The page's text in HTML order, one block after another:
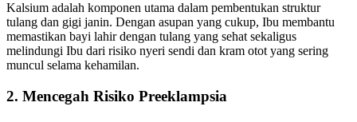
Kalsium adalah komponen utama dalam pembentukan struktur
tulang dan gigi janin. Dengan asupan yang cukup, Ibu membantu
memastikan bayi lahir dengan tulang yang sehat sekaligus
melindungi Ibu dari risiko nyeri sendi dan kram otot yang sering
muncul selama kehamilan.
2. Mencegah Risiko Preeklampsia